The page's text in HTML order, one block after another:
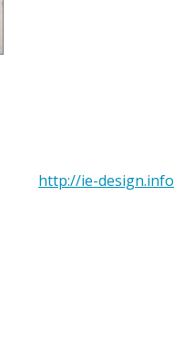
http://ie-design.info